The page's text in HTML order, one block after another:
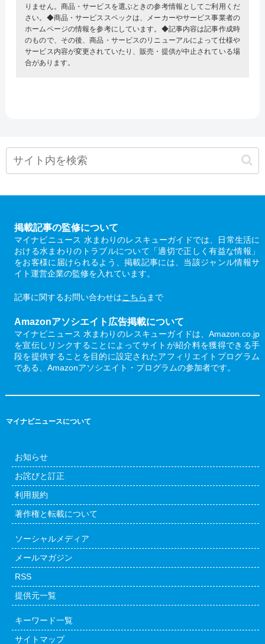
りません。商品・サービスを選ぶときの参考情報としてご利用くだ
さい。◆商品・サービススペックは、メーカーやサービス事業者の
ホームページの情報を参考にしています。◆記事内容は記事作成時
のもので、その後、商品・サービスのリニューアルによって仕様や
サービス内容が変更されていたり、販売・提供が中止されている場
合があります。
掲載記事の監修について
マイナビニュース 水まわりのレスキューガイドでは、日常生活に
おける水まわりのトラブルについて「適切で正しく有益な情報」
をお客様に届けられるよう、掲載記事には、当該ジャンル情報サ
イト運営企業の監修を入れています。
記事に関するお問い合わせはこちら まで
Amazonアソシエイト広告掲載について
マイナビニュース 水まわりのレスキューガイドは、Amazon.co.jp
を宣伝しリンクすることによってサイトが紹介料を獲得できる手
段を提供することを目的に設定されたアフィリエイトプログラム
である、Amazonアソシエイト・プログラムの参加者です。
マイナビニュースについて
お知らせ
お詫びと訂正
利用規約
著作権と転載について
ソーシャルメディア
メールマガジン
RSS
提供元一覧
キーワード一覧
サイトマップ